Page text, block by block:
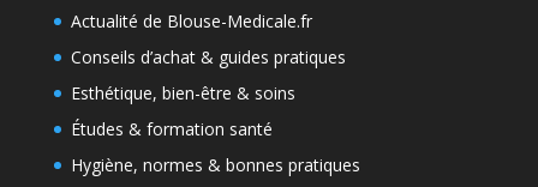
Actualité de Blouse-Medicale.fr
Conseils d’achat & guides pratiques
Esthétique, bien-être & soins
Études & formation santé
Hygiène, normes & bonnes pratiques